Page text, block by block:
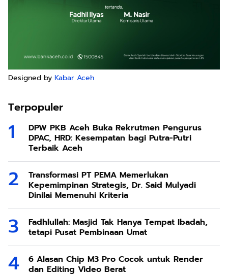
Designed by Kabar Aceh
Terpopuler
DPW PKB Aceh Buka Rekrutmen Pengurus
DPAC, HRD: Kesempatan bagi Putra-Putri
Terbaik Aceh
Transformasi PT PEMA Memerlukan
Kepemimpinan Strategis, Dr. Said Mulyadi
Dinilai Memenuhi Kriteria
Fadhlullah: Masjid Tak Hanya Tempat Ibadah,
tetapi Pusat Pembinaan Umat
6 Alasan Chip M3 Pro Cocok untuk Render
dan Editing Video Berat